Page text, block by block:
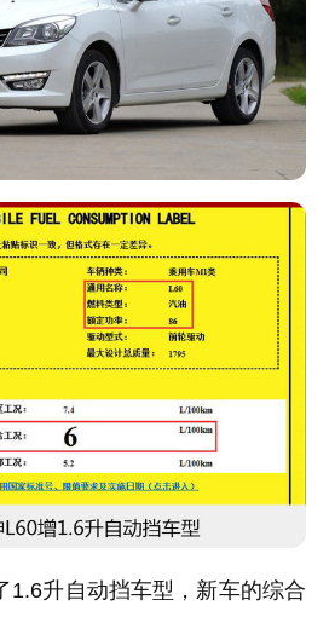
1.6升自动挡车型，新车的综合